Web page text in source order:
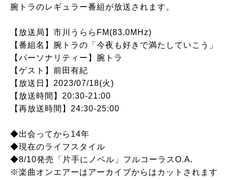
腕トラのレギュラー番組が放送されます。
【放送局】市川うららFM(83.0MHz)
【番組名】腕トラの「今夜も好きで満たしていこう」
【パーソナリティー】腕トラ
【ゲスト】前田有紀
【放送日】2023/07/18(火)
【放送時間】20:30-21:00
【再放送時間】24:30-25:00
◆出会ってから14年
◆現在のライフスタイル
◆8/10発売「片手にノベル」フルコーラスO.A.
※楽曲オンエアーはアーカイブからはカットされます